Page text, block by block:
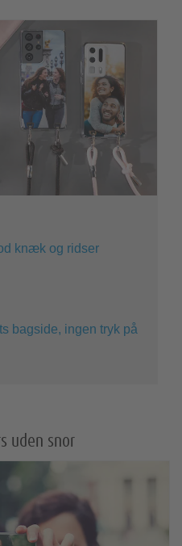
knæk og ridser
bagside, ingen tryk på
uden snor